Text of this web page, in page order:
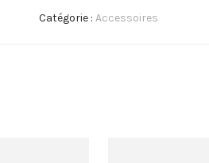
Catégorie : Accessoires